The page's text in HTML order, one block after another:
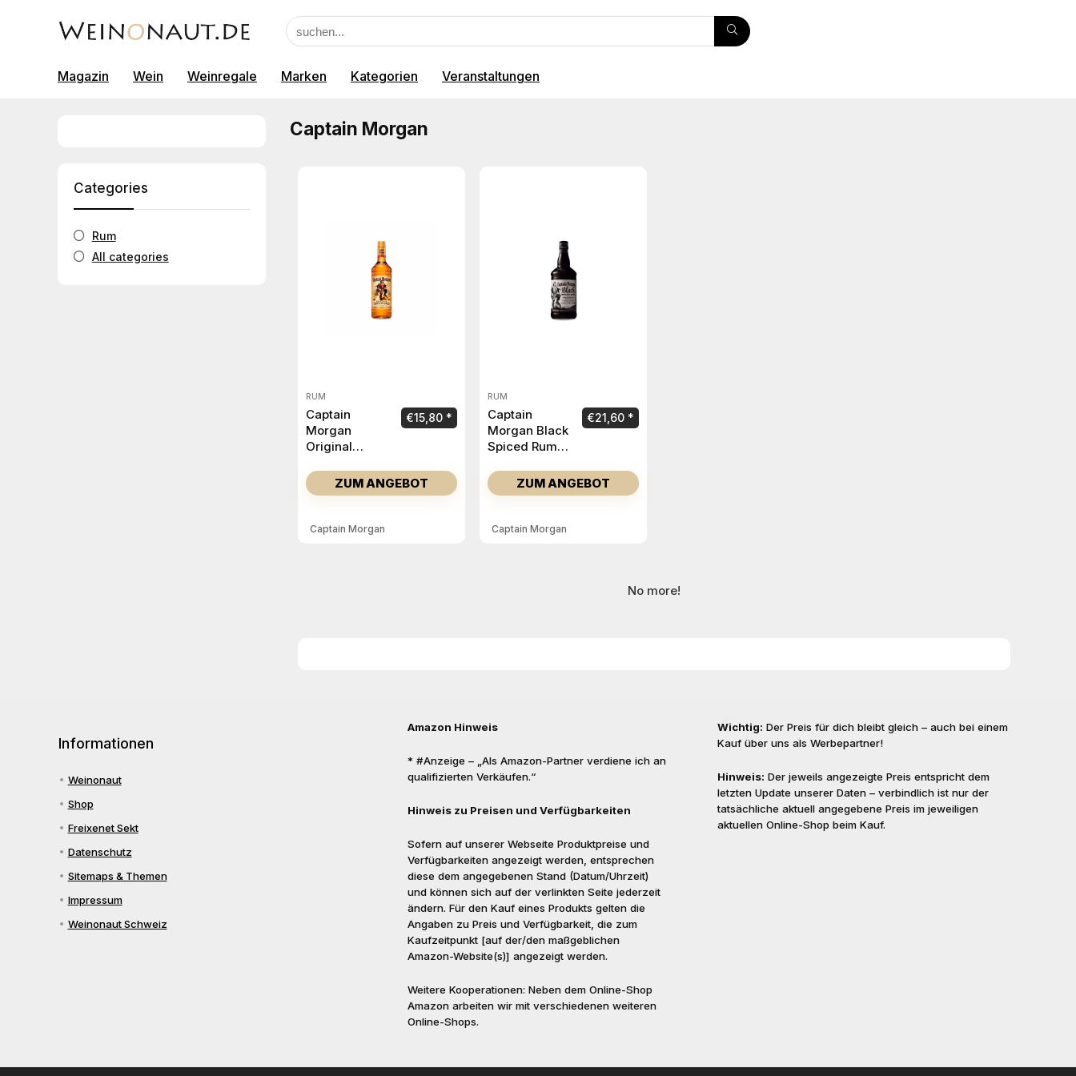
Magazin Wein Weinregale Marken Kategorien Veranstaltungen
Captain Morgan
Categories
Rum
All categories
RUM
Captain
Morgan
Original
Rum 1 Liter
€15,80
ZUM ANGEBOT
Captain Morgan
RUM
Captain
Morgan Black
Spiced Rum 1
€21,60
ZUM ANGEBOT
Captain Morgan
No more!
Informationen
Weinonaut
Shop
Freixenet Sekt
Datenschutz
Sitemaps & Themen
Impressum
Weinonaut Schweiz
Amazon Hinweis
* #Anzeige – „Als Amazon-Partner verdiene ich an
qualifizierten Verkäufen.“
Hinweis zu Preisen und Verfügbarkeiten
Sofern auf unserer Webseite Produktpreise und
Verfügbarkeiten angezeigt werden, entsprechen
diese dem angegebenen Stand (Datum/Uhrzeit)
und können sich auf der verlinkten Seite jederzeit
ändern. Für den Kauf eines Produkts gelten die
Angaben zu Preis und Verfügbarkeit, die zum
Kaufzeitpunkt [auf der/den maßgeblichen
Amazon-Website(s)] angezeigt werden.
Weitere Kooperationen: Neben dem Online-Shop
Amazon arbeiten wir mit verschiedenen weiteren
Online-Shops.
Wichtig: Der Preis für dich bleibt gleich – auch bei einem
Kauf über uns als Werbepartner!
Hinweis: Der jeweils angezeigte Preis entspricht dem
letzten Update unserer Daten – verbindlich ist nur der
tatsächliche aktuell angegebene Preis im jeweiligen
aktuellen Online-Shop beim Kauf.